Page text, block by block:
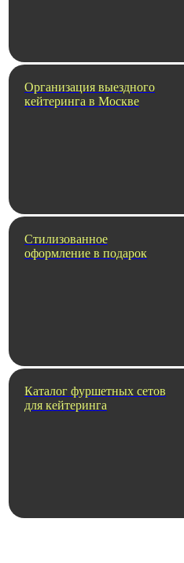
Организация выездного
кейтеринга в Москве
Стилизованное
оформление в подарок
Каталог фуршетных сетов
для кейтеринга